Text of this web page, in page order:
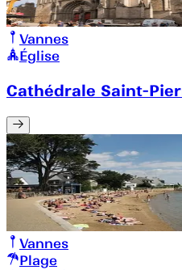
Vannes
Église
Cathédrale Saint-
Vannes
Plage